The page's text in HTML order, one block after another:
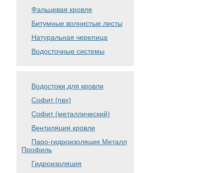
Фальцевая кровля
Битумные волнистые листы
Натуральная черепица
Водосточные системы
Водостоки для кровли
Софит (пвх)
Софит (металлический)
Вентиляция кровли
Паро-гидроизоляция Металл
Профиль
Гидроизоляция